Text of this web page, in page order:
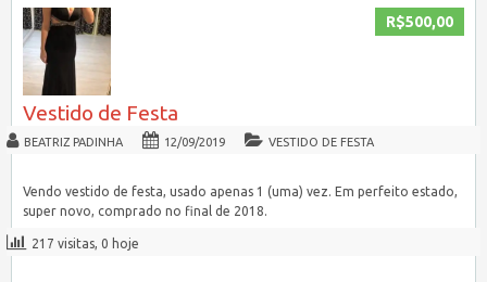
R$500,00
Vestido de Festa
BEATRIZ PADINHA 12/09/2019 VESTIDO DE FESTA
Vendo vestido de festa, usado apenas 1 (uma) vez. Em perfeito estado,
super novo, comprado no final de 2018.
217 visitas, 0 hoje